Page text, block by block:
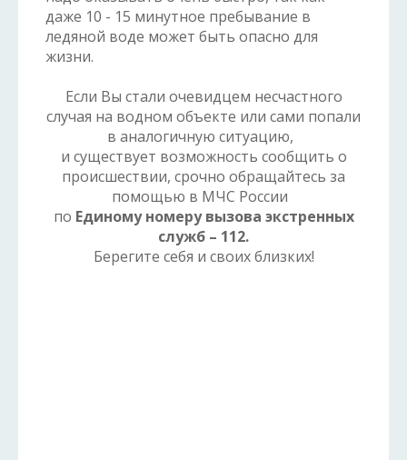
даже 10 - 15 минутное пребывание в
ледяной воде может быть опасно для
жизни.
Если Вы стали очевидцем несчастного
случая на водном объекте или сами попали
в аналогичную ситуацию,
и существует возможность сообщить о
происшествии, срочно обращайтесь за
помощью в МЧС России
по Единому номеру вызова экстренных
служб – 112.
Берегите себя и своих близких!